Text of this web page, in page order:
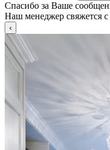
Спасибо за Ваше
Наш менеджер свяжется